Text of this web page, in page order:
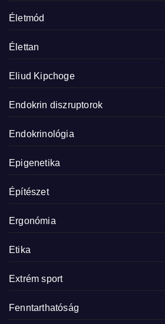
Életmód
Élettan
Eliud Kipchoge
Endokrin diszruptorok
Endokrinológia
Epigenetika
Építészet
Ergonómia
Etika
Extrém sport
Fenntarthatóság